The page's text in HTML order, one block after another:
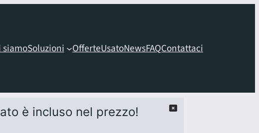
siamoSoluzioni OfferteUsatoNewsFAQContattaci
è incluso nel prezzo!